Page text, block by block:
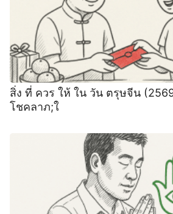
สิ่ง ที่ ควร ให้ ใน วัน ตรุษจีน
โชคลาภ;ใ